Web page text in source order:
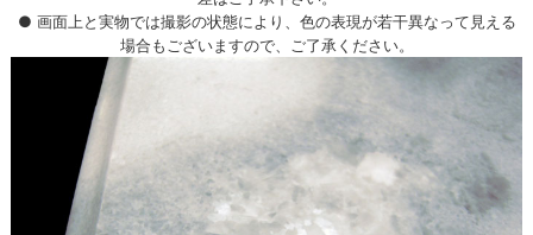
● 画面上と実物では撮影の状態により、色の表現が若干異なって見える
場合もございますので、ご了承ください。